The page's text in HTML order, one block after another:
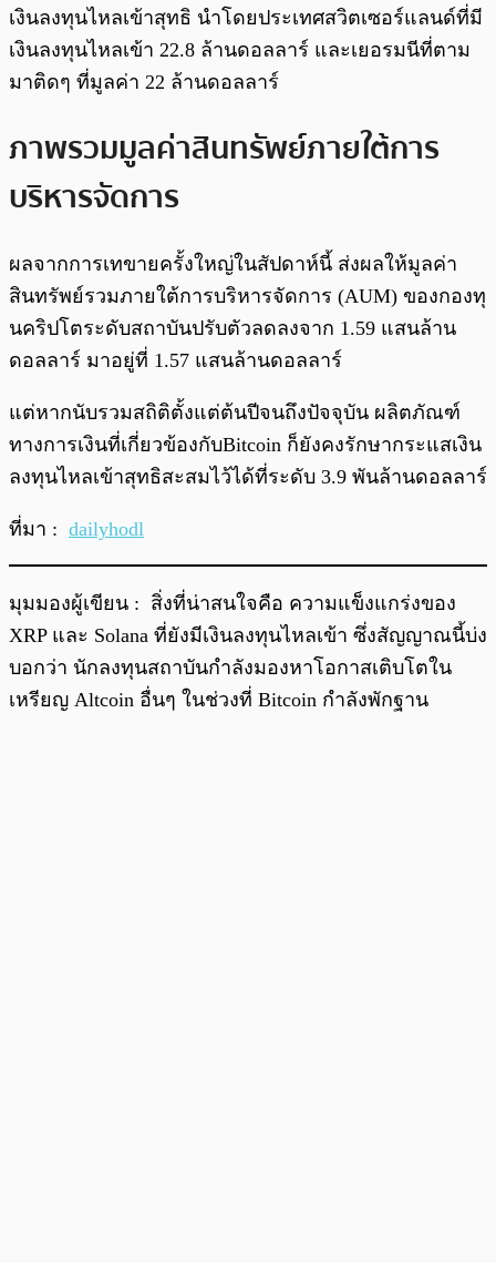
เงินลงทุนไหลเข้าสุทธิ นำโดยประเทศสวิตเซอร์แลนด์ที่มี
เงินลงทุนไหลเข้า 22.8 ล้านดอลลาร์ และเยอรมนีที่ตาม
มาติดๆ ที่มูลค่า 22 ล้านดอลลาร์
ภาพรวมมูลค่าสินทรัพย์ภายใต้การ
บริหารจัดการ
ผลจากการเทขายครั้งใหญ่ในสัปดาห์นี้ ส่งผลให้มูลค่า
สินทรัพย์รวมภายใต้การบริหารจัดการ (AUM) ของกองทุ
นคริปโตระดับสถาบันปรับตัวลดลงจาก 1.59 แสนล้าน
ดอลลาร์ มาอยู่ที่ 1.57 แสนล้านดอลลาร์
แต่หากนับรวมสถิติตั้งแต่ต้นปีจนถึงปัจจุบัน ผลิตภัณฑ์
ทางการเงินที่เกี่ยวข้องกับBitcoin ก็ยังคงรักษากระแสเงิน
ลงทุนไหลเข้าสุทธิสะสมไว้ได้ที่ระดับ 3.9 พันล้านดอลลาร์
ที่มา : dailyhodl
มุมมองผู้เขียน : สิ่งที่น่าสนใจคือ ความแข็งแกร่งของ
XRP และ Solana ที่ยังมีเงินลงทุนไหลเข้า ซึ่งสัญญาณนี้บ่ง
บอกว่า นักลงทุนสถาบันกำลังมองหาโอกาสเติบโตใน
เหรียญ Altcoin อื่นๆ ในช่วงที่ Bitcoin กำลังพักฐาน